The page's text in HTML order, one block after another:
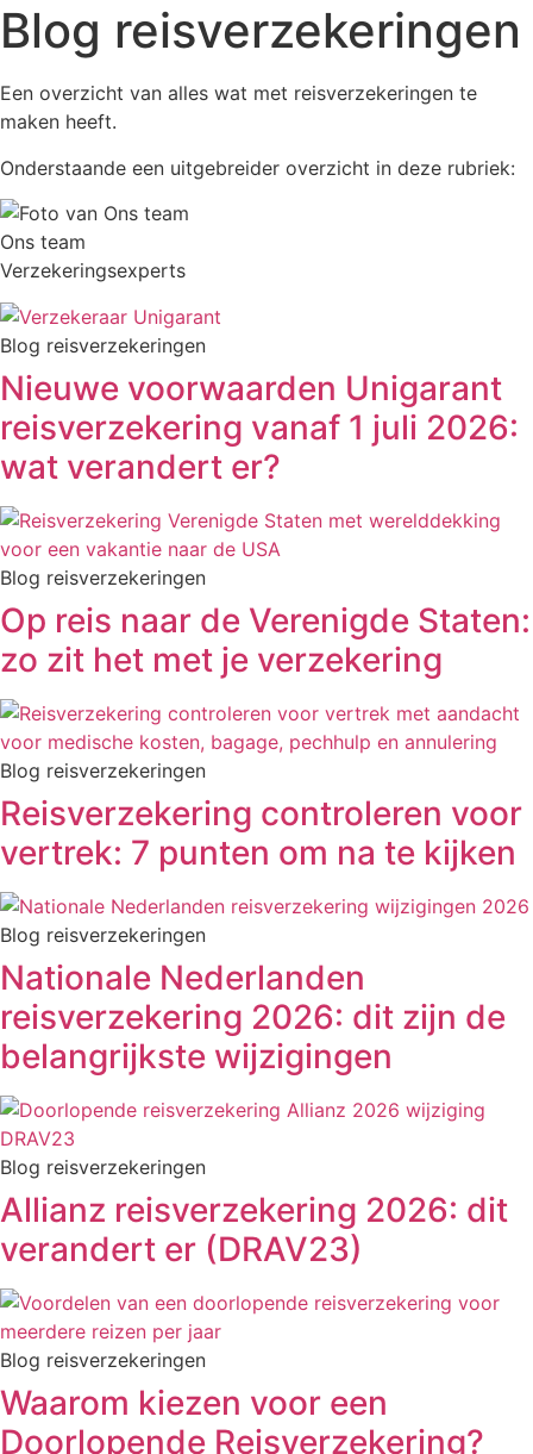
Blog reisverzekeringen
Een overzicht van alles wat met reisverzekeringen te
maken heeft.
Onderstaande een uitgebreider overzicht in deze rubriek:
Ons team
Verzekeringsexperts
Blog reisverzekeringen
Nieuwe voorwaarden Unigarant
reisverzekering vanaf 1 juli 2026:
wat verandert er?
Blog reisverzekeringen
Op reis naar de Verenigde Staten:
zo zit het met je verzekering
Blog reisverzekeringen
Reisverzekering controleren voor
vertrek: 7 punten om na te kijken
Blog reisverzekeringen
Nationale Nederlanden
reisverzekering 2026: dit zijn de
belangrijkste wijzigingen
Blog reisverzekeringen
Allianz reisverzekering 2026: dit
verandert er (DRAV23)
Blog reisverzekeringen
Waarom kiezen voor een
Doorlopende Reisverzekering?